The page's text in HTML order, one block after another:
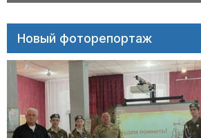
Новый фоторепортаж